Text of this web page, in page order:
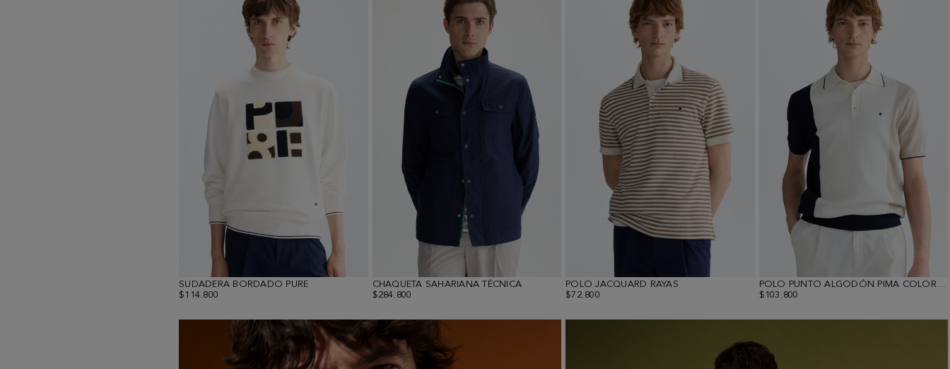
SUDADERA BORDADO PURE
$114.800
CHAQUETA SAHARIANA TÉCNICA
$284.800
POLO JACQUARD RAYAS
$72.800
POLO PUNTO ALGODÓN PIMA COLORBLOCK
$103.800